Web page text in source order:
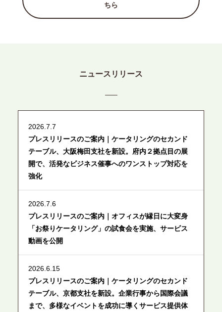
ちら
ニュースリリース
2026.7.7
プレスリリースのご案内｜ケータリングのセカンド
テーブル、大阪梅田支社を新設。府内２拠点目の展
開で、活発なビジネス催事へのワンストップ対応を
強化
2026.7.6
プレスリリースのご案内｜オフィスが縁日に大変身
「お祭りケータリング」の試食会を実施、サービス
動画を公開
2026.6.15
プレスリリースのご案内｜ケータリングのセカンド
テーブル、京都支社を新設。企業行事から国際会議
まで、多様なイベントを成功に導くサービス提供体